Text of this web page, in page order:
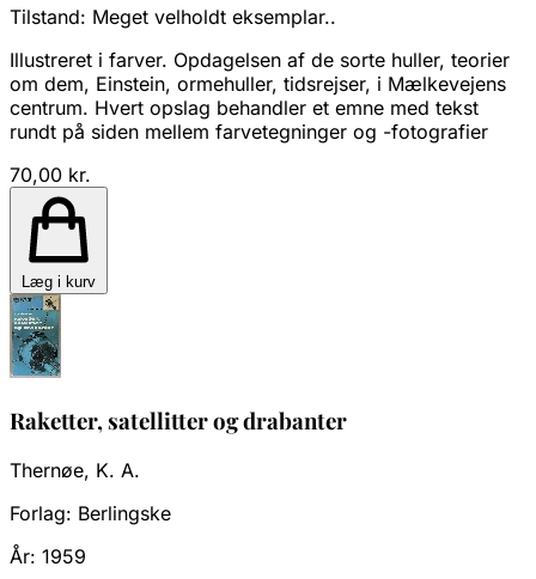
Tilstand: Meget velholdt eksemplar..
Illustreret i farver. Opdagelsen af de sorte huller, teorier
om dem, Einstein, ormehuller, tidsrejser, i Mælkevejens
centrum. Hvert opslag behandler et emne med tekst
rundt på siden mellem farvetegninger og -fotografier
70,00 kr.
Læg i kurv
Raketter, satellitter og drabanter
Thernøe, K. A.
Forlag: Berlingske
År: 1959